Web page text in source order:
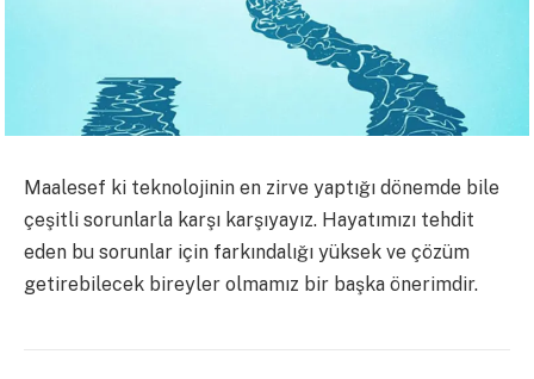
Maalesef ki teknolojinin en zirve yaptığı dönemde bile
çeşitli sorunlarla karşı karşıyayız. Hayatımızı tehdit
eden bu sorunlar için farkındalığı yüksek ve çözüm
getirebilecek bireyler olmamız bir başka önerimdir.